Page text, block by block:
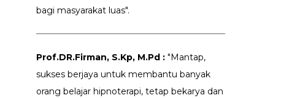
bagi masyarakat luas".
Prof.DR.Firman, S.Kp, M.Pd : "Mantap,
sukses berjaya untuk membantu banyak
orang belajar hipnoterapi, tetap bekarya dan